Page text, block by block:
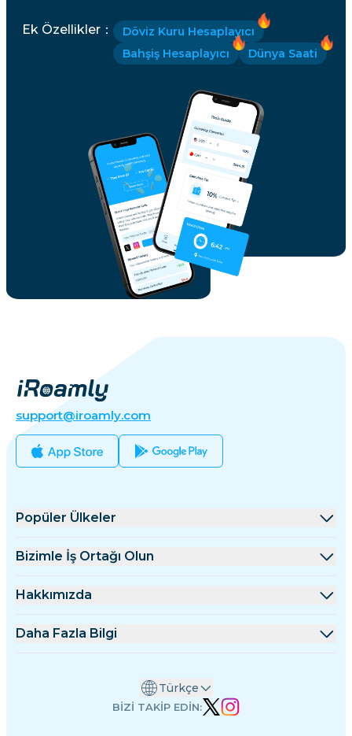
Ek Özellikler ：
Döviz Kuru Hesaplayıcı
Bahşiş Hesaplayıcı
Dünya Saati
support@iroamly.com
Popüler Ülkeler
Amerika Birleşik Devletleri
Fransa
Bizimle İş Ortağı Olun
Toptan Satış Platformu
Hakkımızda
iRoamly Hakkında
Daha Fazla Bilgi
Türkçe
BİZİ TAKİP EDİN: